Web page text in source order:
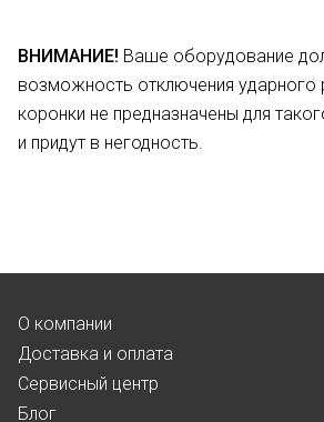
ВНИМАНИЕ! Ваше оборудование
возможность отключения
коронки не предназначены для
и придут в негодность.
О компании
Доставка и оплата
Сервисный центр
Блог